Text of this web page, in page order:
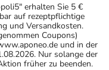
erhalten Sie 5 €
auf rezeptpflichtige
und Versandkosten.
Coupons)
und in der
Nur solange der
früher zu beenden.